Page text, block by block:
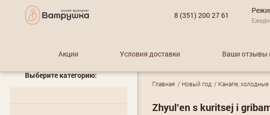
8 (351) 200 27 61
Акции Условия доставки Ваши отзывы
Выберите категорию:
Главная Новый год Канапе,
Zhyulʹen s kuritsej i